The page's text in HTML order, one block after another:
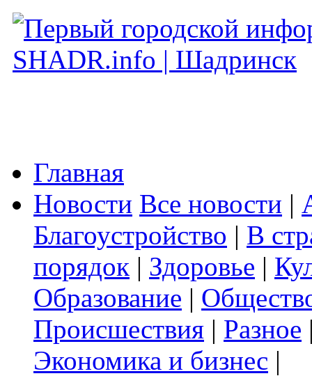
Главная
Новости Все новости |
Благоустройство | В
порядок | Здоровье |
Образование |
Происшествия | Разное
Экономика и бизнес |